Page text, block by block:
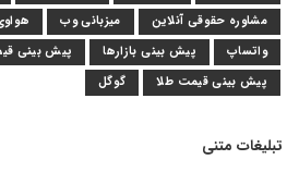
مشاوره حقوقی آنلاین
میزبانی وب
واتساپ
پیش بینی بازارها
پیش بینی
پیش بینی قیمت طلا
گوگل
تبلیغات متنی